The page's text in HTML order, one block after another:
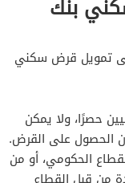
بنك
تمويل قرض سكني
حصرًا، ولا يمكن
الحصول على القرض.
الحكومي، أو من